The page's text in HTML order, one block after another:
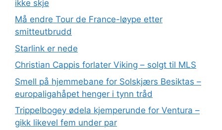
ikke skje
Må endre Tour de France-løype etter
smitteutbrudd
Starlink er nede
Christian Cappis forlater Viking – solgt til MLS
Smell på hjemmebane for Solskjærs Besiktas –
europaligahåpet henger i tynn tråd
Trippelbogey ødela kjemperunde for Ventura –
gikk likevel fem under par